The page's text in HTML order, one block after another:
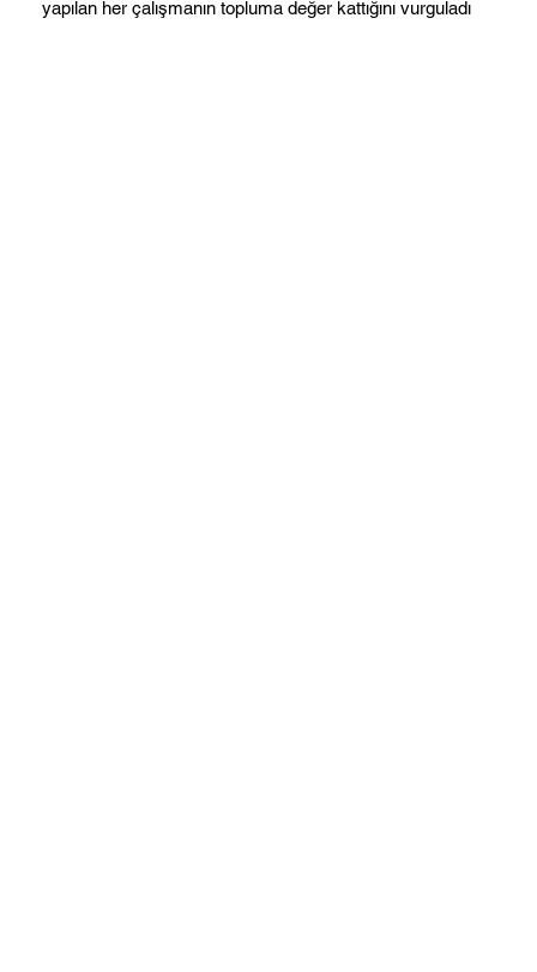
yapılan her çalışmanın topluma değer kattığını vurguladı